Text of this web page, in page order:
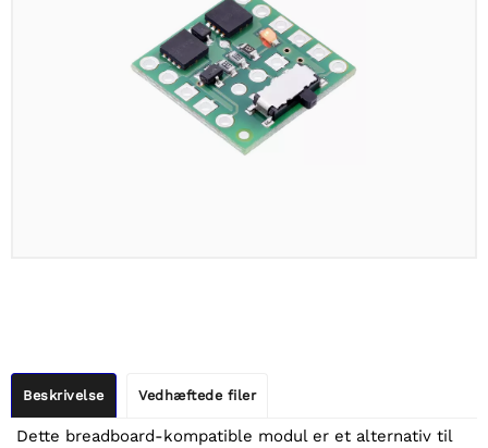
Beskrivelse Vedhæftede filer
Dette breadboard-kompatible modul er et alternativ til